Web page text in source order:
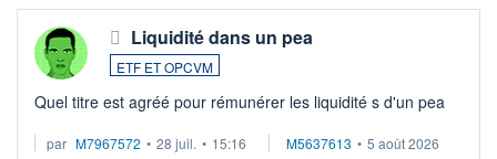
Liquidité dans un pea
ETF ET OPCVM
Quel titre est agréé pour rémunérer les liquidité s d'un pea
par M7967572 • 28 juil. • 15:16 M5637613 • 5 août 2026